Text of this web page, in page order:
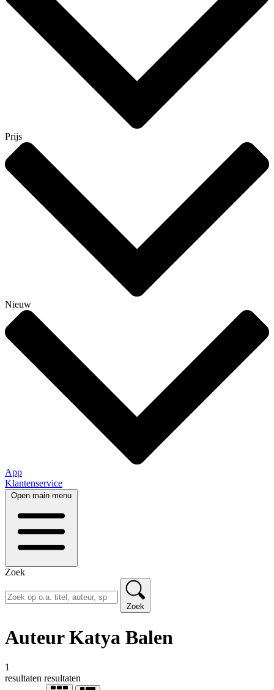
Prijs
Nieuw
App
Klantenservice
Open main menu
Zoek
Zoek
Auteur Katya Balen
1
resultaten resultaten